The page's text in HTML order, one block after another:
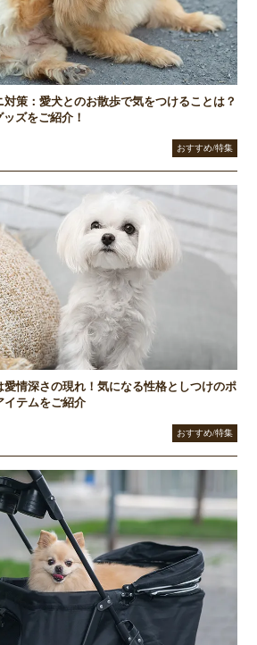
策：愛犬とのお散歩で気をつけることは？
ズをご紹介！
おすすめ/特集
愛情深さの現れ！気になる性格としつけのポ
イテムをご紹介
おすすめ/特集